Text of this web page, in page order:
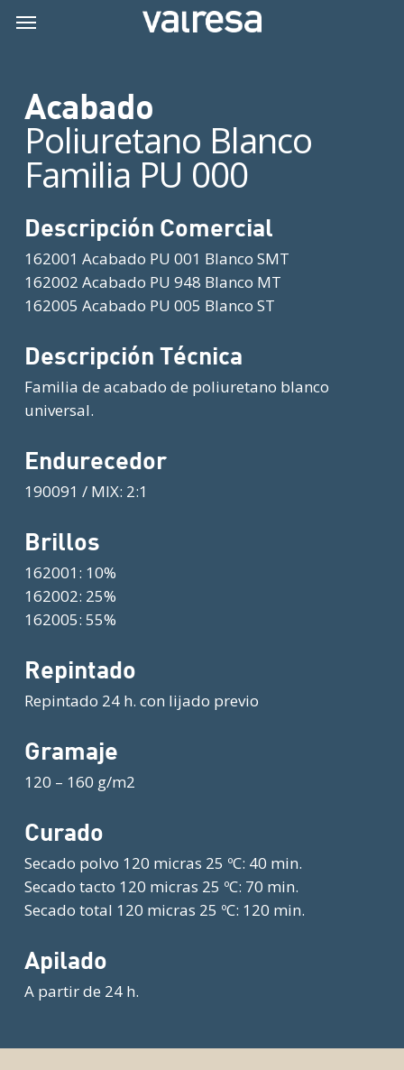
Menu
Acabado
Poliuretano Blanco
Familia PU 000
Descripción Comercial
162001 Acabado PU 001 Blanco SMT
162002 Acabado PU 948 Blanco MT
162005 Acabado PU 005 Blanco ST
Descripción Técnica
Familia de acabado de poliuretano blanco
universal.
Endurecedor
190091 / MIX: 2:1
Brillos
162001: 10%
162002: 25%
162005: 55%
Repintado
Repintado 24 h. con lijado previo
Gramaje
120 – 160 g/m2
Curado
Secado polvo 120 micras 25 ºC: 40 min.
Secado tacto 120 micras 25 ºC: 70 min.
Secado total 120 micras 25 ºC: 120 min.
Apilado
A partir de 24 h.